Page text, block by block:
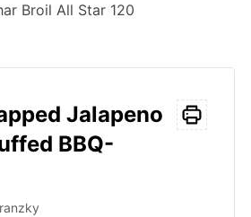
Broil All Star 120
Jalapeno
BBQ-